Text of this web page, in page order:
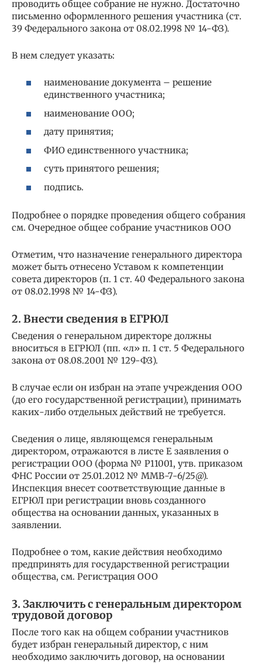
проводить общее собрание не нужно. Достаточно
письменно оформленного решения участника (ст.
39 Федерального закона от 08.02.1998 № 14-ФЗ).
В нем следует указать:
наименование документа – решение
единственного участника;
наименование ООО;
дату принятия;
ФИО единственного участника;
суть принятого решения;
подпись.
Подробнее о порядке проведения общего собрания
см. Очередное общее собрание участников ООО
Отметим, что назначение генерального директора
может быть отнесено Уставом к компетенции
совета директоров (п. 1 ст. 40 Федерального закона
от 08.02.1998 № 14-ФЗ).
2. Внести сведения в ЕГРЮЛ
Сведения о генеральном директоре должны
вноситься в ЕГРЮЛ (пп. «л» п. 1 ст. 5 Федерального
закона от 08.08.2001 № 129-ФЗ).
В случае если он избран на этапе учреждения ООО
(до его государственной регистрации), принимать
каких-либо отдельных действий не требуется.
Сведения о лице, являющемся генеральным
директором, отражаются в листе Е заявления о
регистрации ООО (форма № Р11001, утв. приказом
ФНС России от 25.01.2012 № ММВ-7-6/25@).
Инспекция внесет соответствующие данные в
ЕГРЮЛ при регистрации вновь созданного
общества на основании данных, указанных в
заявлении.
Подробнее о том, какие действия необходимо
предпринять для государственной регистрации
общества, см. Регистрация ООО
3. Заключить с генеральным директором
трудовой договор
После того как на общем собрании участников
будет избран генеральный директор, с ним
необходимо заключить договор, на основании